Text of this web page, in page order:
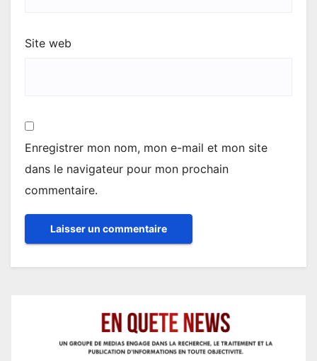
Site web
Enregistrer mon nom, mon e-mail et mon site
dans le navigateur pour mon prochain
commentaire.